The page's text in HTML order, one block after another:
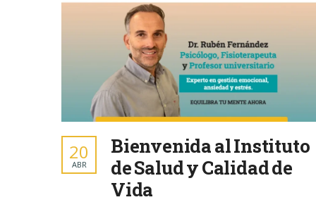
Bienvenida al Instituto
de Salud y Calidad de
Vida
20
ABR